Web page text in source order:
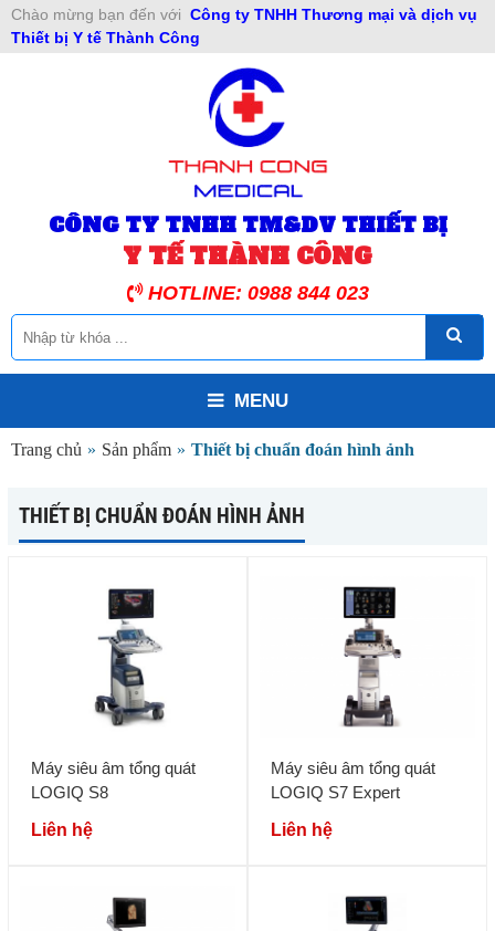
Chào mừng bạn đến với Công ty TNHH Thương mại và dịch vụ
Thiết bị Y tế Thành Công
CÔNG TY TNHH TM&DV THIẾT BỊ
Y TẾ THÀNH CÔNG
HOTLINE: 0988 844 023
MENU
Trang chủ » Sản phẩm » Thiết bị chuẩn đoán hình ảnh
THIẾT BỊ CHUẨN ĐOÁN HÌNH ẢNH
Máy siêu âm tổng quát
LOGIQ S8
Liên hệ
Máy siêu âm tổng quát
LOGIQ S7 Expert
Liên hệ